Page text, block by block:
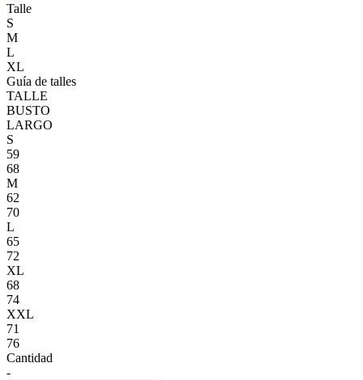
Talle
S
M
L
XL
Guía de talles
TALLE
BUSTO
LARGO
S
59
68
M
62
70
L
65
72
XL
68
74
XXL
71
76
Cantidad
-